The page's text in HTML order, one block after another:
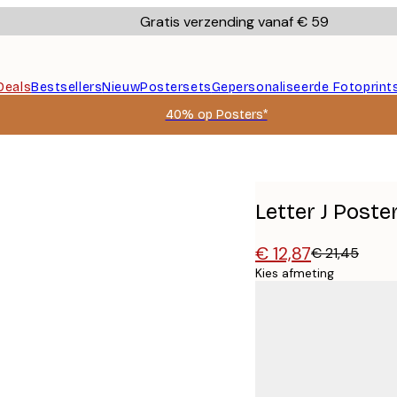
Gratis verzending vanaf € 59
BestsellersNieuwPostersetsGepersonaliseerde
40% op Posters*
Letter J
€ 12,87€ 21,45
Kies afmeting